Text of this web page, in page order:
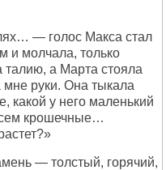
— голос Макса стал
молчала, только
а Марта стояла
мне руки. Она тыкала
какой у него маленький
крошечные…
— толстый, горячий,